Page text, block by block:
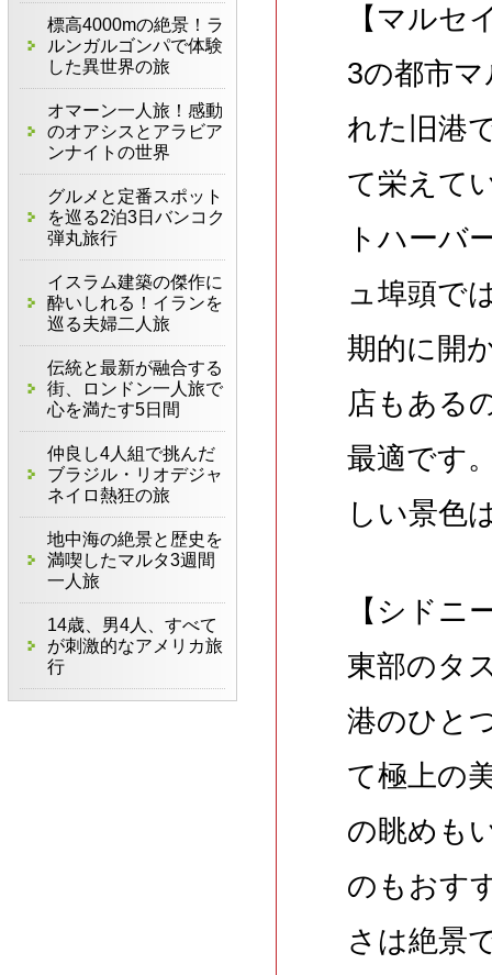
【マルセ
3の都市
れた旧港
て栄えて
トハーバ
ュ埠頭で
期的に開
店もある
最適です
しい景色
【シドニ
東部のタ
港のひと
て極上の
の眺めも
のもおす
さは絶景
標高4000mの絶景！ラ
ルンガルゴンパで体験
した異世界の旅
オマーン一人旅！感動
のオアシスとアラビア
ンナイトの世界
グルメと定番スポット
を巡る2泊3日バンコク
弾丸旅行
イスラム建築の傑作に
酔いしれる！イランを
巡る夫婦二人旅
伝統と最新が融合する
街、ロンドン一人旅で
心を満たす5日間
仲良し4人組で挑んだ
ブラジル・リオデジャ
ネイロ熱狂の旅
地中海の絶景と歴史を
満喫したマルタ3週間
一人旅
14歳、男4人、すべて
が刺激的なアメリカ旅
行